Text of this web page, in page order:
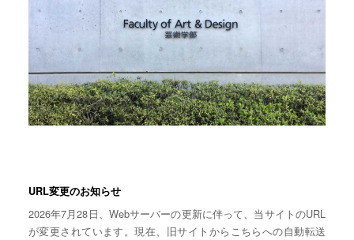
URL変更のお知らせ
2026年7月28日、Webサーバーの更新に伴って、当サイトのURL
が変更されています。現在、旧サイトからこちらへの自動転送